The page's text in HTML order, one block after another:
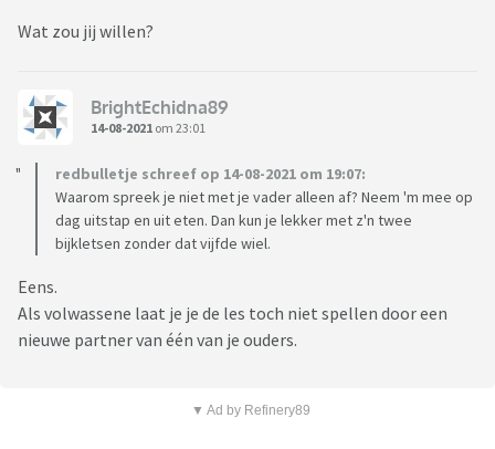
Wat zou jij willen?
BrightEchidna89
14-08-2021 om 23:01
redbulletje schreef op 14-08-2021 om 19:07:
Waarom spreek je niet met je vader alleen af? Neem 'm mee op
dag uitstap en uit eten. Dan kun je lekker met z'n twee
bijkletsen zonder dat vijfde wiel.
Eens.
Als volwassene laat je je de les toch niet spellen door een
nieuwe partner van één van je ouders.
▼ Ad by Refinery89